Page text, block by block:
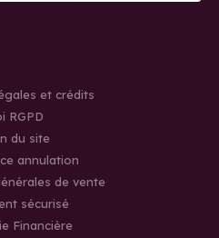
et crédits
RGPD
du site
annulation
de vente
sécurisé
Financière